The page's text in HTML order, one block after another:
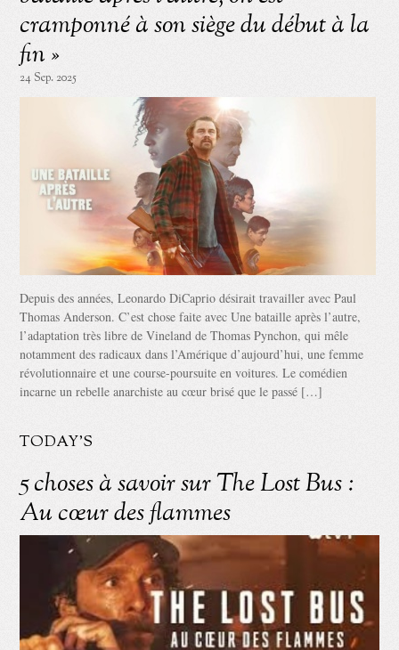
cramponné à son siège du début à la
fin »
24 Sep. 2025
Depuis des années, Leonardo DiCaprio désirait travailler avec Paul
Thomas Anderson. C’est chose faite avec Une bataille après l’autre,
l’adaptation très libre de Vineland de Thomas Pynchon, qui mêle
notamment des radicaux dans l’Amérique d’aujourd’hui, une femme
révolutionnaire et une course-poursuite en voitures. Le comédien
incarne un rebelle anarchiste au cœur brisé que le passé […]
TODAY'S
5 choses à savoir sur The Lost Bus :
Au cœur des flammes